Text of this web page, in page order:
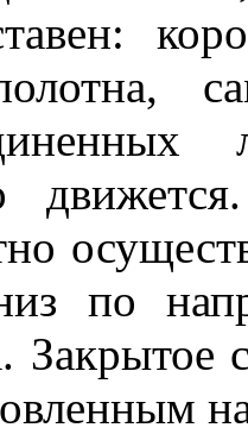
по
Закрытое